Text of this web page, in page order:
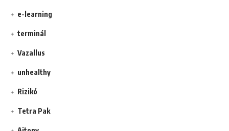
e-learning
terminál
Vazallus
unhealthy
Rizikó
Tetra Pak